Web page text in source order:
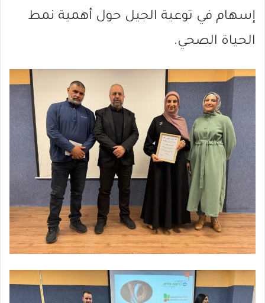
إسهام في توعية الجيل حول أهمية نمط
الحياة الصحي.